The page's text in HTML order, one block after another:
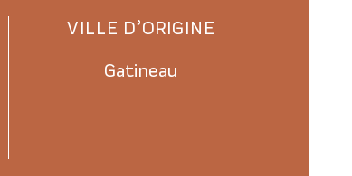
VILLE D’ORIGINE
Gatineau